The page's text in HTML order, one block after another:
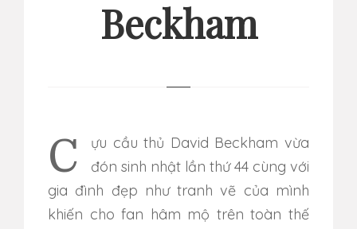
Beckham
Cựu cầu thủ David Beckham vừa
đón sinh nhật lần thứ 44 cùng với
gia đình đẹp như tranh vẽ của mình
khiến cho fan hâm mộ trên toàn thế